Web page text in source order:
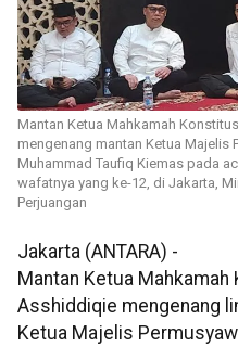
Mantan Ketua Mahkamah
mengenang mantan Ketua Majelis
Muhammad Taufiq Kiemas pada
wafatnya yang ke-12, di Jakarta,
Perjuangan
Jakarta (ANTARA) -
Mantan Ketua
Asshiddiqie mengenang
Ketua Majelis